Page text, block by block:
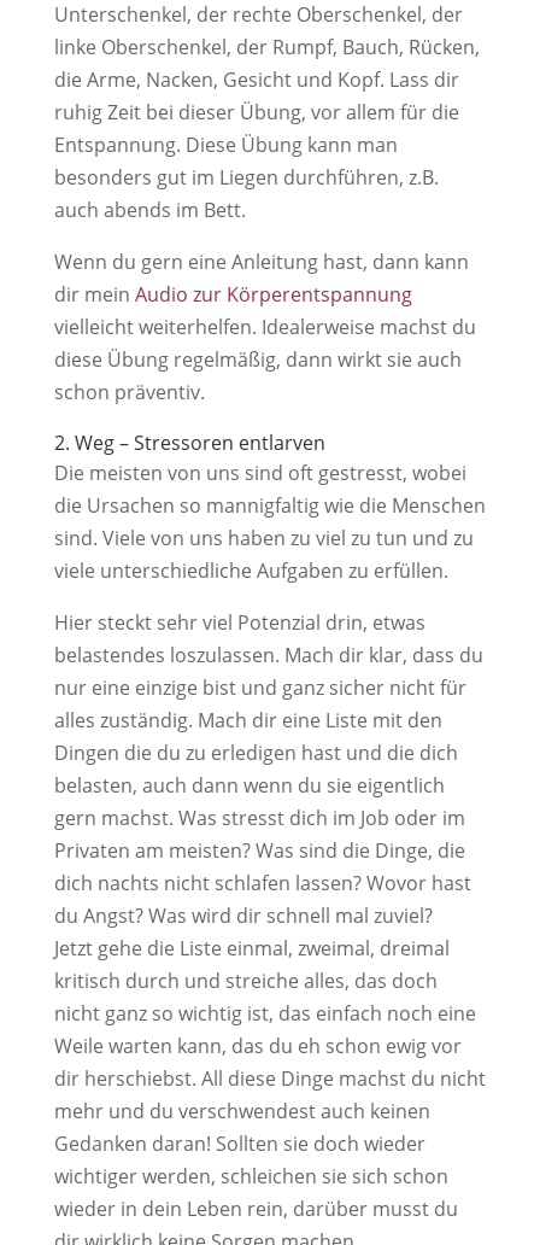
Unterschenkel, der rechte Oberschenkel, der
linke Oberschenkel, der Rumpf, Bauch, Rücken,
die Arme, Nacken, Gesicht und Kopf. Lass dir
ruhig Zeit bei dieser Übung, vor allem für die
Entspannung. Diese Übung kann man
besonders gut im Liegen durchführen, z.B.
auch abends im Bett.
Wenn du gern eine Anleitung hast, dann kann
dir mein Audio zur Körperentspannung
vielleicht weiterhelfen. Idealerweise machst du
diese Übung regelmäßig, dann wirkt sie auch
schon präventiv.
2. Weg – Stressoren entlarven
Die meisten von uns sind oft gestresst, wobei
die Ursachen so mannigfaltig wie die Menschen
sind. Viele von uns haben zu viel zu tun und zu
viele unterschiedliche Aufgaben zu erfüllen.
Hier steckt sehr viel Potenzial drin, etwas
belastendes loszulassen. Mach dir klar, dass du
nur eine einzige bist und ganz sicher nicht für
alles zuständig. Mach dir eine Liste mit den
Dingen die du zu erledigen hast und die dich
belasten, auch dann wenn du sie eigentlich
gern machst. Was stresst dich im Job oder im
Privaten am meisten? Was sind die Dinge, die
dich nachts nicht schlafen lassen? Wovor hast
du Angst? Was wird dir schnell mal zuviel?
Jetzt gehe die Liste einmal, zweimal, dreimal
kritisch durch und streiche alles, das doch
nicht ganz so wichtig ist, das einfach noch eine
Weile warten kann, das du eh schon ewig vor
dir herschiebst. All diese Dinge machst du nicht
mehr und du verschwendest auch keinen
Gedanken daran! Sollten sie doch wieder
wichtiger werden, schleichen sie sich schon
wieder in dein Leben rein, darüber musst du